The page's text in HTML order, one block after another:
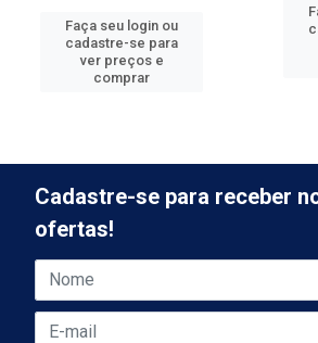
Faça seu login ou
cadastre-se para
ver preços e
comprar
Cadastre-se para receber
ofertas!